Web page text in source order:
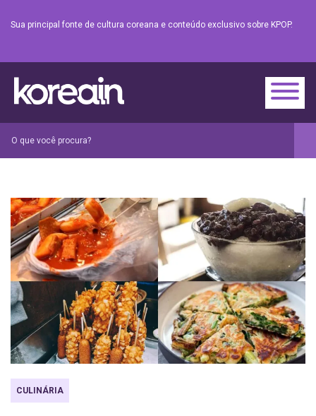
Sua principal fonte de cultura coreana e conteúdo exclusivo sobre KPOP.
CULINÁRIA